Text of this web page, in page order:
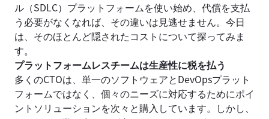
ル（SDLC）プラットフォームを使い始め、代償を支払
う必要がなくなれば、その違いは見逃せません。今日
は、そのほとんど隠されたコストについて探ってみま
す。
プラットフォームレスチームは生産性に税を払う
多くのCTOは、単一のソフトウェアとDevOpsプラット
フォームではなく、個々のニーズに対応するためにポイ
ントソリューションを次々と購入しています。しかし、